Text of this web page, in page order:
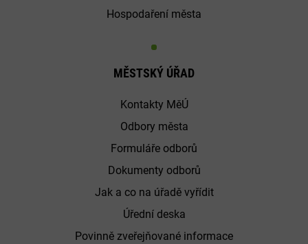
Hospodaření města
MĚSTSKÝ ÚŘAD
Kontakty MěÚ
Odbory města
Formuláře odborů
Dokumenty odborů
Jak a co na úřadě vyřídit
Úřední deska
Povinně zveřejňované informace